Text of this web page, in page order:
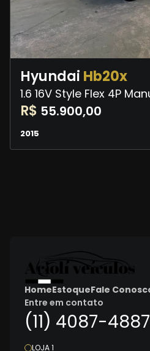
Hyundai Hb20x
1.6 16V Style Flex 4P
R$ 55.900,00
2015
HomeEstoqueFale
Entre em contato
(11) 4087-4887
LOJA 1